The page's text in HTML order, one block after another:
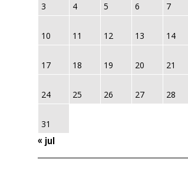
3 4 5 6 7
10 11 12 13 14
17 18 19 20 21
24 25 26 27 28
31
« jul